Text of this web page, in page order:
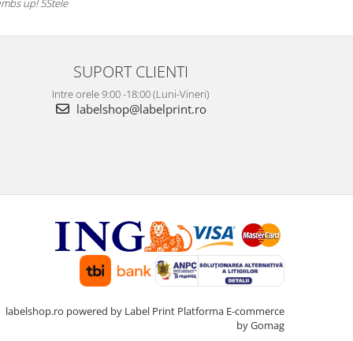
up! 5Stele
SUPORT CLIENTI
Intre orele 9:00 -18:00 (Luni-Vineri)
labelshop@labelprint.ro
labelshop.ro powered by Label Print Platforma E-commerce
by Gomag